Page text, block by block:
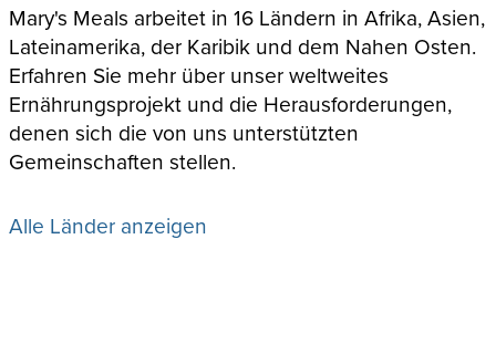
Mary's Meals arbeitet in 16 Ländern in Afrika, Asien,
Lateinamerika, der Karibik und dem Nahen Osten.
Erfahren Sie mehr über unser weltweites
Ernährungsprojekt und die Herausforderungen,
denen sich die von uns unterstützten
Gemeinschaften stellen.
Alle Länder anzeigen